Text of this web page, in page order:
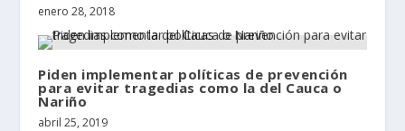
enero 28, 2018
Piden implementar políticas de prevención
para evitar tragedias como la del Cauca o
Nariño
abril 25, 2019